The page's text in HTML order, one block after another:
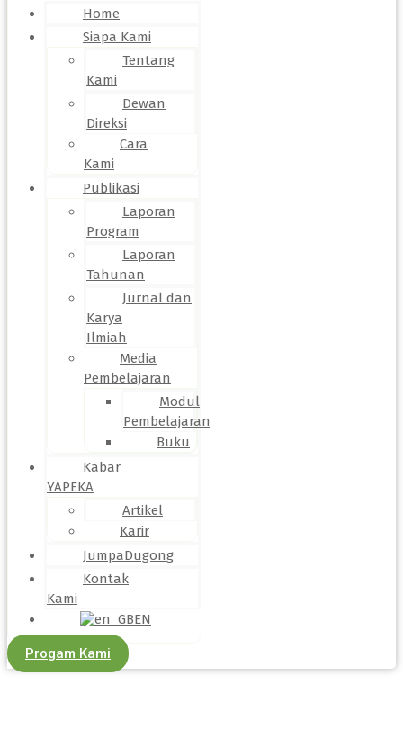
Home
Siapa Kami
Tentang
Kami
Dewan
Direksi
Cara
Kami
Publikasi
Laporan
Program
Laporan
Tahunan
Jurnal dan
Karya
Ilmiah
Media
Pembelajaran
Modul
Pembelajaran
Buku
Kabar
YAPEKA
Artikel
Karir
JumpaDugong
Kontak
Kami
EN
Progam Kami